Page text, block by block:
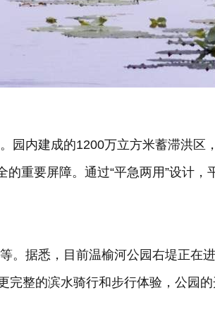
园内建成的1200万立方米蓄滞洪区，
重要屏障。通过“平急两用”设计，
。据悉，目前温榆河公园右堤正在
完整的滨水骑行和步行体验，公园的